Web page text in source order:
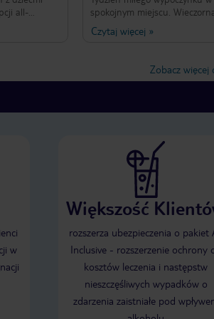
all-
drugiego.
spokojnym miejscu.
rozrywka dla dzieci
później dla dorosłych (w tym
przystani i sklepików
minut. Dla osób nie mających
zwiedzaniem wybrzeża,
rejs 5h z wyśmienitym
25euro. Jeden minus
rodzin z dziećmi), że nie
korzystać z hotelu po drugiej
drogi - JUTLANDIA.
Czytaj więcej »
Zobacz więcej
w
Większość
rozszerza ubezpieczenia o pakiet
Inclusive - rozszerzenie ochrony
kosztów leczenia i następstw
nieszczęśliwych wypadków o
zdarzenia zaistniałe pod